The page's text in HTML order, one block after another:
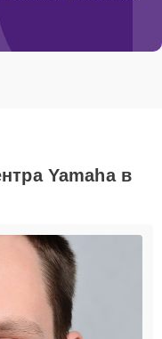
Yamaha в